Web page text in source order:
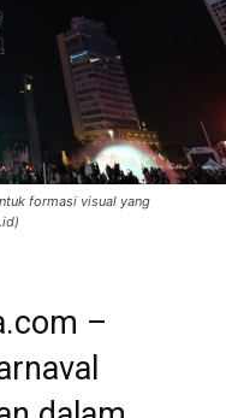
formasi visual yang
–